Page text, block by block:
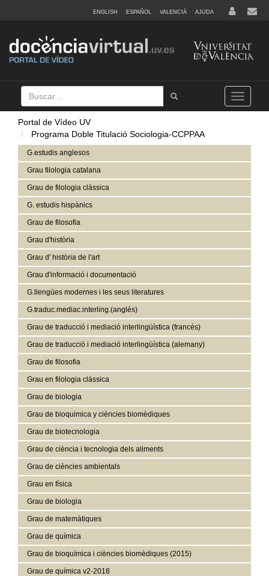
ENGLISH ESPAÑOL VALENCIÀ AJUDA
Buscar
Tramet
Toggle
navigation
Portal de Vídeo UV
Programa Doble Titulació Sociologia-CCPPAA
G.estudis anglesos
Grau filologia catalana
Grau de filologia clàssica
G. estudis hispànics
Grau de filosofia
Grau d'història
Grau d' història de l'art
Grau d'informació i documentació
G.llengües modernes i les seus literatures
G.traduc.mediac.interling.(anglés)
Grau de traducció i mediació interlingüística (francés)
Grau de traducció i mediació interlingüística (alemany)
Grau de filosofia
Grau en filologia clàssica
Grau de biologia
Grau de bioquimica y ciències biomèdiques
Grau de biotecnologia
Grau de ciència i tecnologia dels aliments
Grau de ciències ambientals
Grau en física
Grau de biologia
Grau de matemàtiques
Grau de química
Grau de bioquímica i ciències biomèdiques (2015)
Grau de química v2-2018